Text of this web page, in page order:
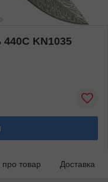
440С KN1035
про товар Доставка